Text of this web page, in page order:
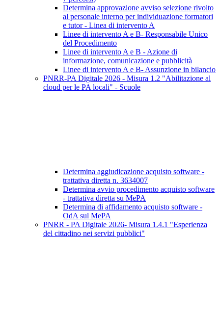
Determina approvazione avviso selezione rivolto
al personale interno per individuazione formatori
e tutor - Linea di intervento A
Linee di intervento A e B- Responsabile Unico
del Procedimento
Linee di intervento A e B - Azione di
informazione, comunicazione e pubblicità
Linee di intervento A e B- Assunzione in bilancio
PNRR-PA Digitale 2026 - Misura 1.2 "Abilitazione al
cloud per le PA locali" - Scuole
Determina aggiudicazione acquisto software -
trattativa diretta n. 3634007
Determina avvio procedimento acquisto software
- trattativa diretta su MePA
Determina di affidamento acquisto software -
OdA sul MePA
PNRR - PA Digitale 2026- Misura 1.4.1 "Esperienza
del cittadino nei servizi pubblici"